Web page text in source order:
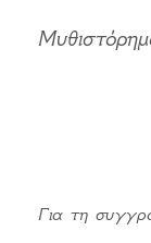
Για τη